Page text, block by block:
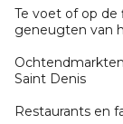
Te voet of op
geneugten van
Saint Denis
Restaurants en